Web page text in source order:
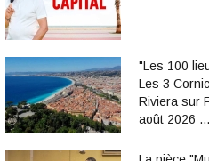
"Les 100
Les 3
Riviera sur
août 2026 …